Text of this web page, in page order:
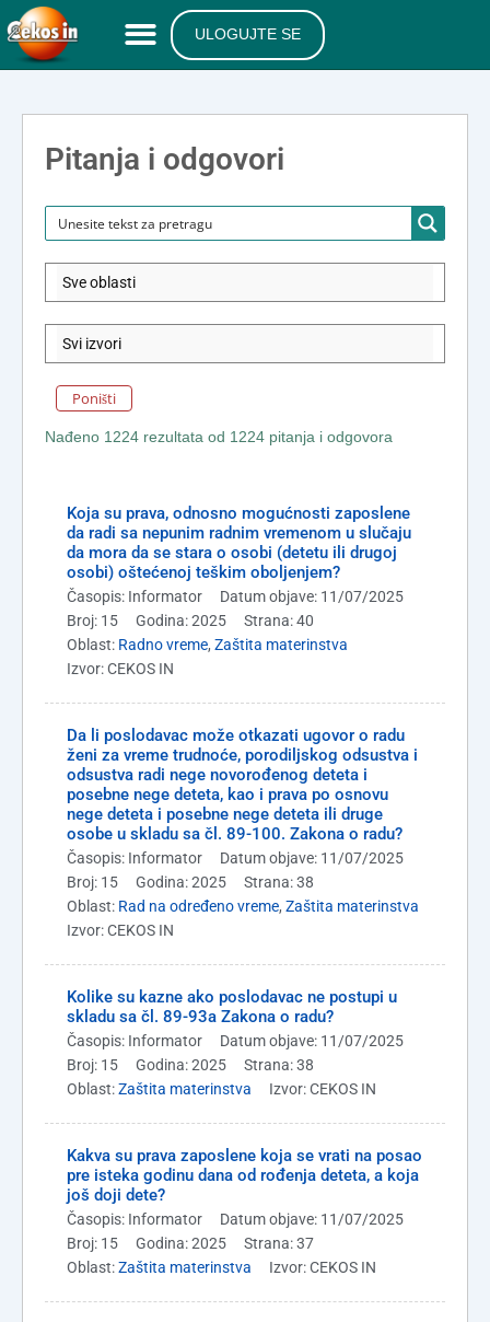
ULOGUJTE SE
Pitanja i odgovori
Poništi
Nađeno 1224 rezultata od 1224 pitanja i odgovora
Koja su prava, odnosno mogućnosti zaposlene
da radi sa nepunim radnim vremenom u slučaju
da mora da se stara o osobi (detetu ili drugoj
osobi) oštećenoj teškim oboljenjem?
Časopis: Informator
Datum objave: 11/07/2025
Broj: 15
Godina: 2025
Strana: 40
Oblast: Radno vreme, Zaštita materinstva
Izvor: CEKOS IN
Da li poslodavac može otkazati ugovor o radu
ženi za vreme trudnoće, porodiljskog odsustva i
odsustva radi nege novorođenog deteta i
posebne nege deteta, kao i prava po osnovu
nege deteta i posebne nege deteta ili druge
osobe u skladu sa čl. 89-100. Zakona o radu?
Časopis: Informator
Datum objave: 11/07/2025
Broj: 15
Godina: 2025
Strana: 38
Oblast: Rad na određeno vreme, Zaštita materinstva
Izvor: CEKOS IN
Kolike su kazne ako poslodavac ne postupi u
skladu sa čl. 89-93a Zakona o radu?
Časopis: Informator
Datum objave: 11/07/2025
Broj: 15
Godina: 2025
Strana: 38
Oblast:Zaštita materinstva Izvor: CEKOS IN
Kakva su prava zaposlene koja se vrati na posao
pre isteka godinu dana od rođenja deteta, a koja
još doji dete?
Časopis: Informator
Datum objave: 11/07/2025
Broj: 15
Godina: 2025
Strana: 37
Oblast:Zaštita materinstva Izvor: CEKOS IN